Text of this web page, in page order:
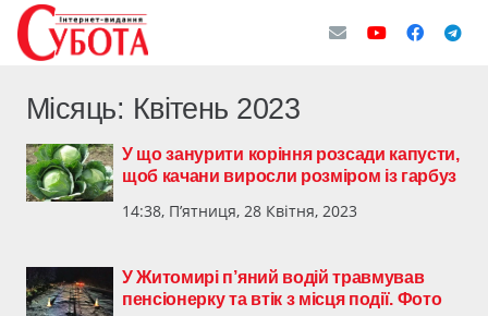
Місяць: Квітень 2023
У що занурити коріння розсади капусти,
щоб качани виросли розміром із гарбуз
14:38, П’ятниця, 28 Квітня, 2023
У Житомирі п’яний водій травмував
пенсіонерку та втік з місця події. Фото